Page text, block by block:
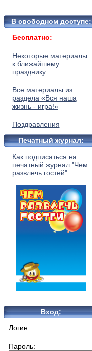
В свободном доступе:
Бесплатно:
Некоторые материалы
к ближайшему
празднику
Все материалы из
раздела «Вся наша
жизнь - игра!»
Поздравления
Печатный журнал:
Как подписаться на
печатный журнал "Чем
развлечь гостей"
Вход:
Логин:
Пароль: